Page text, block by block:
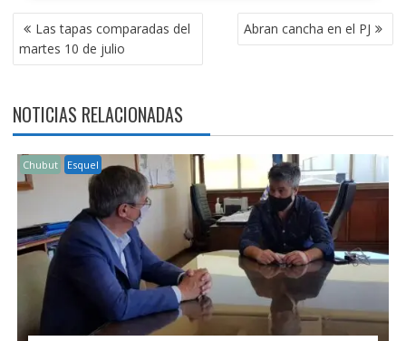
NAVEGACIÓN
DE
ENTRADAS
Las tapas comparadas del
martes 10 de julio
Abran cancha en el PJ
NOTICIAS RELACIONADAS
Chubut Esquel